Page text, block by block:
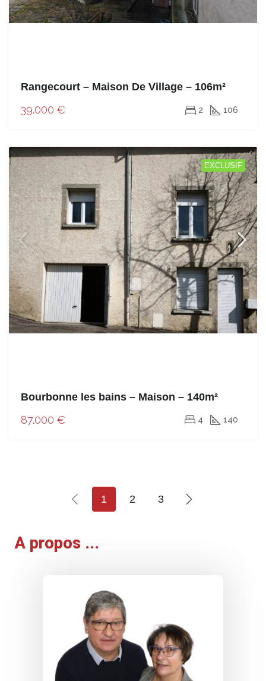
Rangecourt – Maison De Village – 106m²
39.000 € 2 106
EXCLUSIF
Bourbonne les bains – Maison – 140m²
87.000 € 4 140
1 2 3
A propos ...